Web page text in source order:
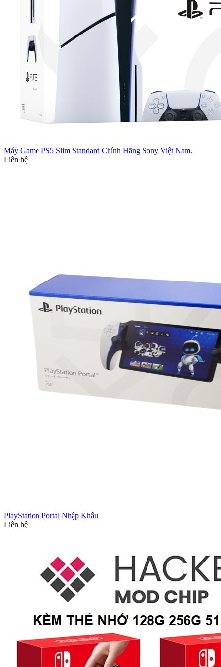
Máy Game PS5 Slim Standard Chính Hãng Sony Việt Nam.
Liên hệ
PlayStation Portal Nhập Khẩu
Liên hệ